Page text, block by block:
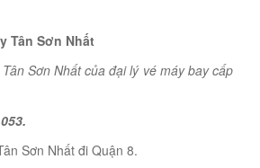
Tân Sơn Nhất
Sơn Nhất của đại lý vé máy bay cấp
Sơn Nhất đi Quận 8.